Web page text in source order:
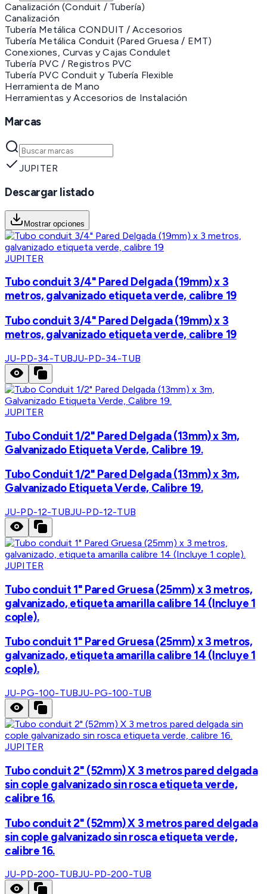
Canalización (Conduit / Tubería)
Canalización
Tubería Metálica CONDUIT / Accesorios
Tubería Metálica Conduit (Pared Gruesa / EMT)
Conexiones, Curvas y Cajas Condulet
Tubería PVC / Registros PVC
Tubería PVC Conduit y Tubería Flexible
Herramienta de Mano
Herramientas y Accesorios de Instalación
Marcas
JUPITER
Descargar listado
Mostrar opciones
JUPITER
Tubo conduit 3/4" Pared Delgada (19mm) x 3
metros, galvanizado etiqueta verde, calibre 19
Tubo conduit 3/4" Pared Delgada (19mm) x 3
metros, galvanizado etiqueta verde, calibre 19
JU-PD-34-TUBJU-PD-34-TUB
JUPITER
Tubo Conduit 1/2" Pared Delgada (13mm) x 3m,
Galvanizado Etiqueta Verde, Calibre 19.
Tubo Conduit 1/2" Pared Delgada (13mm) x 3m,
Galvanizado Etiqueta Verde, Calibre 19.
JU-PD-12-TUBJU-PD-12-TUB
JUPITER
Tubo conduit 1" Pared Gruesa (25mm) x 3 metros,
galvanizado, etiqueta amarilla calibre 14 (Incluye 1
cople).
Tubo conduit 1" Pared Gruesa (25mm) x 3 metros,
galvanizado, etiqueta amarilla calibre 14 (Incluye 1
cople).
JU-PG-100-TUBJU-PG-100-TUB
JUPITER
Tubo conduit 2" (52mm) X 3 metros pared delgada
sin cople galvanizado sin rosca etiqueta verde,
calibre 16.
Tubo conduit 2" (52mm) X 3 metros pared delgada
sin cople galvanizado sin rosca etiqueta verde,
calibre 16.
JU-PD-200-TUBJU-PD-200-TUB